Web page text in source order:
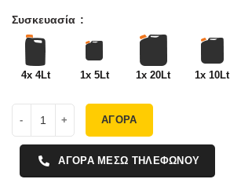
Συσκευασία
4x 4Lt 1x 5Lt 1x 20Lt 1x 10Lt
ΑΓΟΡΑ
ΑΓΟΡΑ ΜΕΣΩ ΤΗΛΕΦΩΝΟΥ